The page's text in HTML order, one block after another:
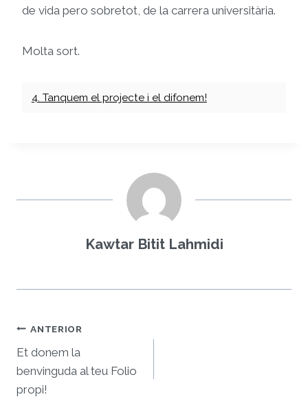
de vida pero sobretot, de la carrera universitària.
Molta sort.
4. Tanquem el projecte i el difonem!
Kawtar Bitit Lahmidi
Navegació
d'entrades
ANTERIOR
Et donem la
benvinguda al teu Folio
propi!